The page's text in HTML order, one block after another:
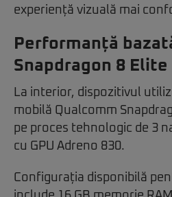
experiență vizuală mai
Performanță
Snapdragon 8 Elite
La interior, dispozitivul
mobilă Qualcomm
pe proces tehnologic de 3
cu GPU Adreno 830.
Configurația disponibilă